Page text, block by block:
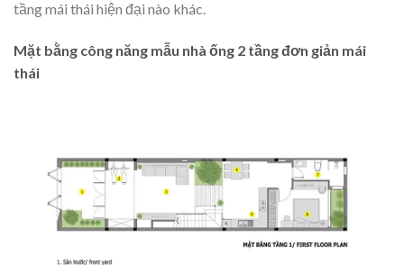
tầng mái thái hiện đại nào khác.
Mặt bằng công năng mẫu nhà ống 2 tầng đơn giản mái
thái